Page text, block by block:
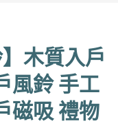
木質入戶
風鈴 手工
磁吸 禮物